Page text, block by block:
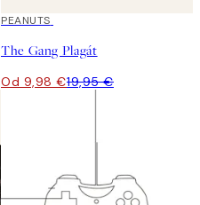
50%*
PEANUTS
The Gang Plagát
Od 9,98 €19,95 €